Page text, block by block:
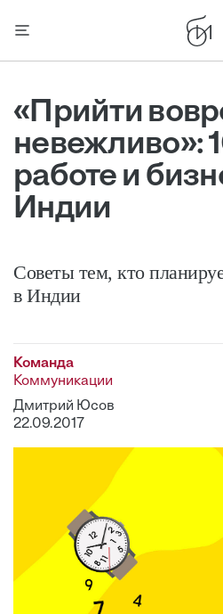
«Прийти
невежливо»:
работе и
Индии
Советы тем, кто
в Индии
Команда
Коммуникации
Дмитрий Юсов
22.09.2017